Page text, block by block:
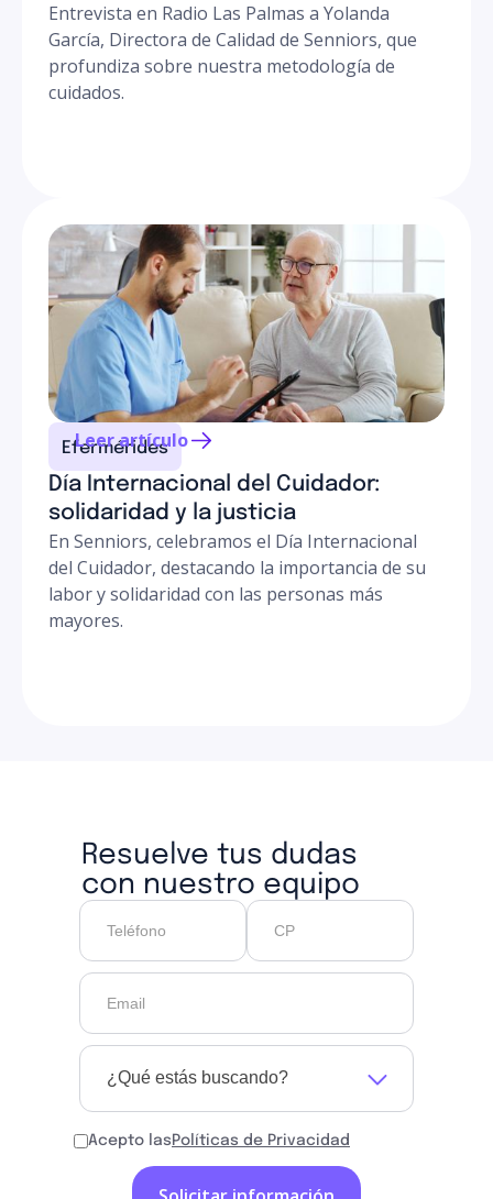
Entrevista en Radio Las Palmas a Yolanda
García, Directora de Calidad de Senniors, que
profundiza sobre nuestra metodología de
cuidados.
Efermérides
Día Internacional del Cuidador:
solidaridad y la justicia
En Senniors, celebramos el Día Internacional
del Cuidador, destacando la importancia de su
labor y solidaridad con las personas más
mayores.
Leer artículo
Resuelve tus dudas
con nuestro equipo
¿Qué estás buscando?
Acepto las Políticas de Privacidad